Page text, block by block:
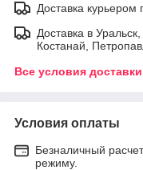
Доставка
Доставка в
Костанай,
Все условия доставки
Условия оплаты
Безналичный
режиму.